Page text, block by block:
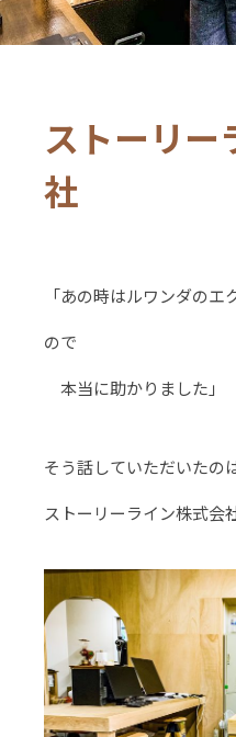
ストーリー
社
「あの時はルワンダの
ので
本当に助かりました」
そう話していただいたの
ストーリーライン株式会